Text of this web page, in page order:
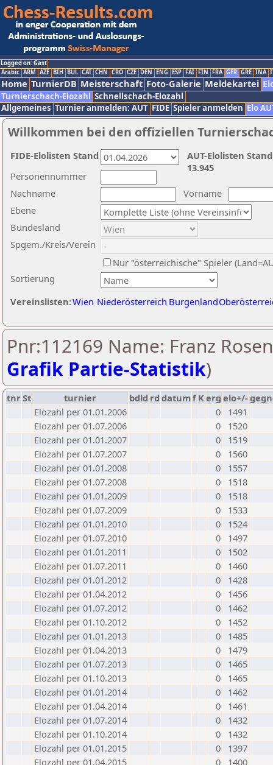
Logged on: Gast
Arabic ARM AZE BIH BUL CAT CHN CRO CZE DEN ENG ESP FAI FIN FRA GER GRE INA
Home TurnierDB Meisterschaft Foto-Galerie Meldekartei
Turnierschach-Elozahl Schnellschach-Elozahl
Allgemeines Turnier anmelden: AUT FIDE Spieler anmelden Elo
Willkommen bei den offiziellen
Nachname
Vorname
Ebene
Sortierung
Personennummer
Bundesland
Spgem./Kreis/Verein
Nur "österreichische" Spieler
Vereinslisten:Wien Niederösterreich Burgenland
AUT-Elolisten
13.945
FIDE-Elolisten Stand
Pnr:112169 Name: Franz
Grafik Partie-Statistik)
tnrSt turnier bdld rd datumf Kerg elo+/-
Elozahl per 01.01.2006
0
1491
Elozahl per 01.07.2006
0
1520
Elozahl per 01.01.2007
0
1519
Elozahl per 01.07.2007
0
1560
Elozahl per 01.01.2008
0
1557
Elozahl per 01.07.2008
0
1518
Elozahl per 01.01.2009
0
1518
Elozahl per 01.07.2009
0
1533
Elozahl per 01.01.2010
0
1524
Elozahl per 01.07.2010
0
1497
Elozahl per 01.01.2011
0
1502
Elozahl per 01.07.2011
0
1460
Elozahl per 01.01.2012
0
1428
Elozahl per 01.04.2012
0
1456
Elozahl per 01.07.2012
0
1462
Elozahl per 01.10.2012
0
1452
Elozahl per 01.01.2013
0
1485
Elozahl per 01.04.2013
0
1479
Elozahl per 01.07.2013
0
1465
Elozahl per 01.10.2013
0
1465
Elozahl per 01.01.2014
0
1462
Elozahl per 01.04.2014
0
1461
Elozahl per 01.07.2014
0
1432
Elozahl per 01.10.2014
0
1432
Elozahl per 01.01.2015
0
1397
Elozahl per 01.04.2015
0
1400